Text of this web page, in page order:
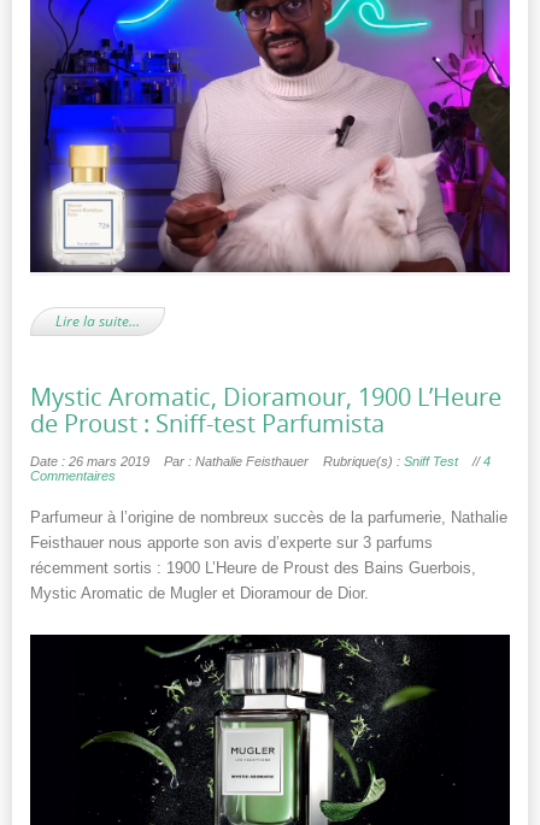
Lire la suite…
Mystic Aromatic, Dioramour, 1900 L’Heure
de Proust : Sniff-test Parfumista
Date : 26 mars 2019 Par : Nathalie Feisthauer Rubrique(s) : Sniff Test //4
Commentaires
Parfumeur à l’origine de nombreux succès de la parfumerie, Nathalie
Feisthauer nous apporte son avis d’experte sur 3 parfums
récemment sortis : 1900 L’Heure de Proust des Bains Guerbois,
Mystic Aromatic de Mugler et Dioramour de Dior.